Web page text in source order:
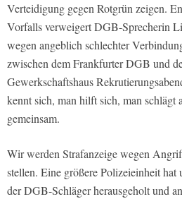
Verteidigung gegen Rotgrün zeigen.
Vorfalls verweigert DGB-Sprecherin
wegen angeblich schlechter
zwischen dem Frankfurter DGB und
Gewerkschaftshaus
kennt sich, man hilft sich, man schlägt
gemeinsam.
Wir werden Strafanzeige wegen
stellen. Eine größere Polizeieinheit hat
der DGB-Schläger herausgeholt und